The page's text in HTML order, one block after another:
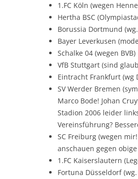
1.FC Köln (wegen
Hertha BSC
Borussia Dortmund
Bayer Leverkusen
Schalke 04 (wegen BVB)
VfB Stuttgart (sind
Eintracht Frankfurt (wg
SV Werder Bremen
Marco Bode! Johan
Stadion 2006 leider
Vereinsführung?
SC Freiburg (wegen
anschauen gegen
1.FC Kaiserslautern
Fortuna Düsseldorf